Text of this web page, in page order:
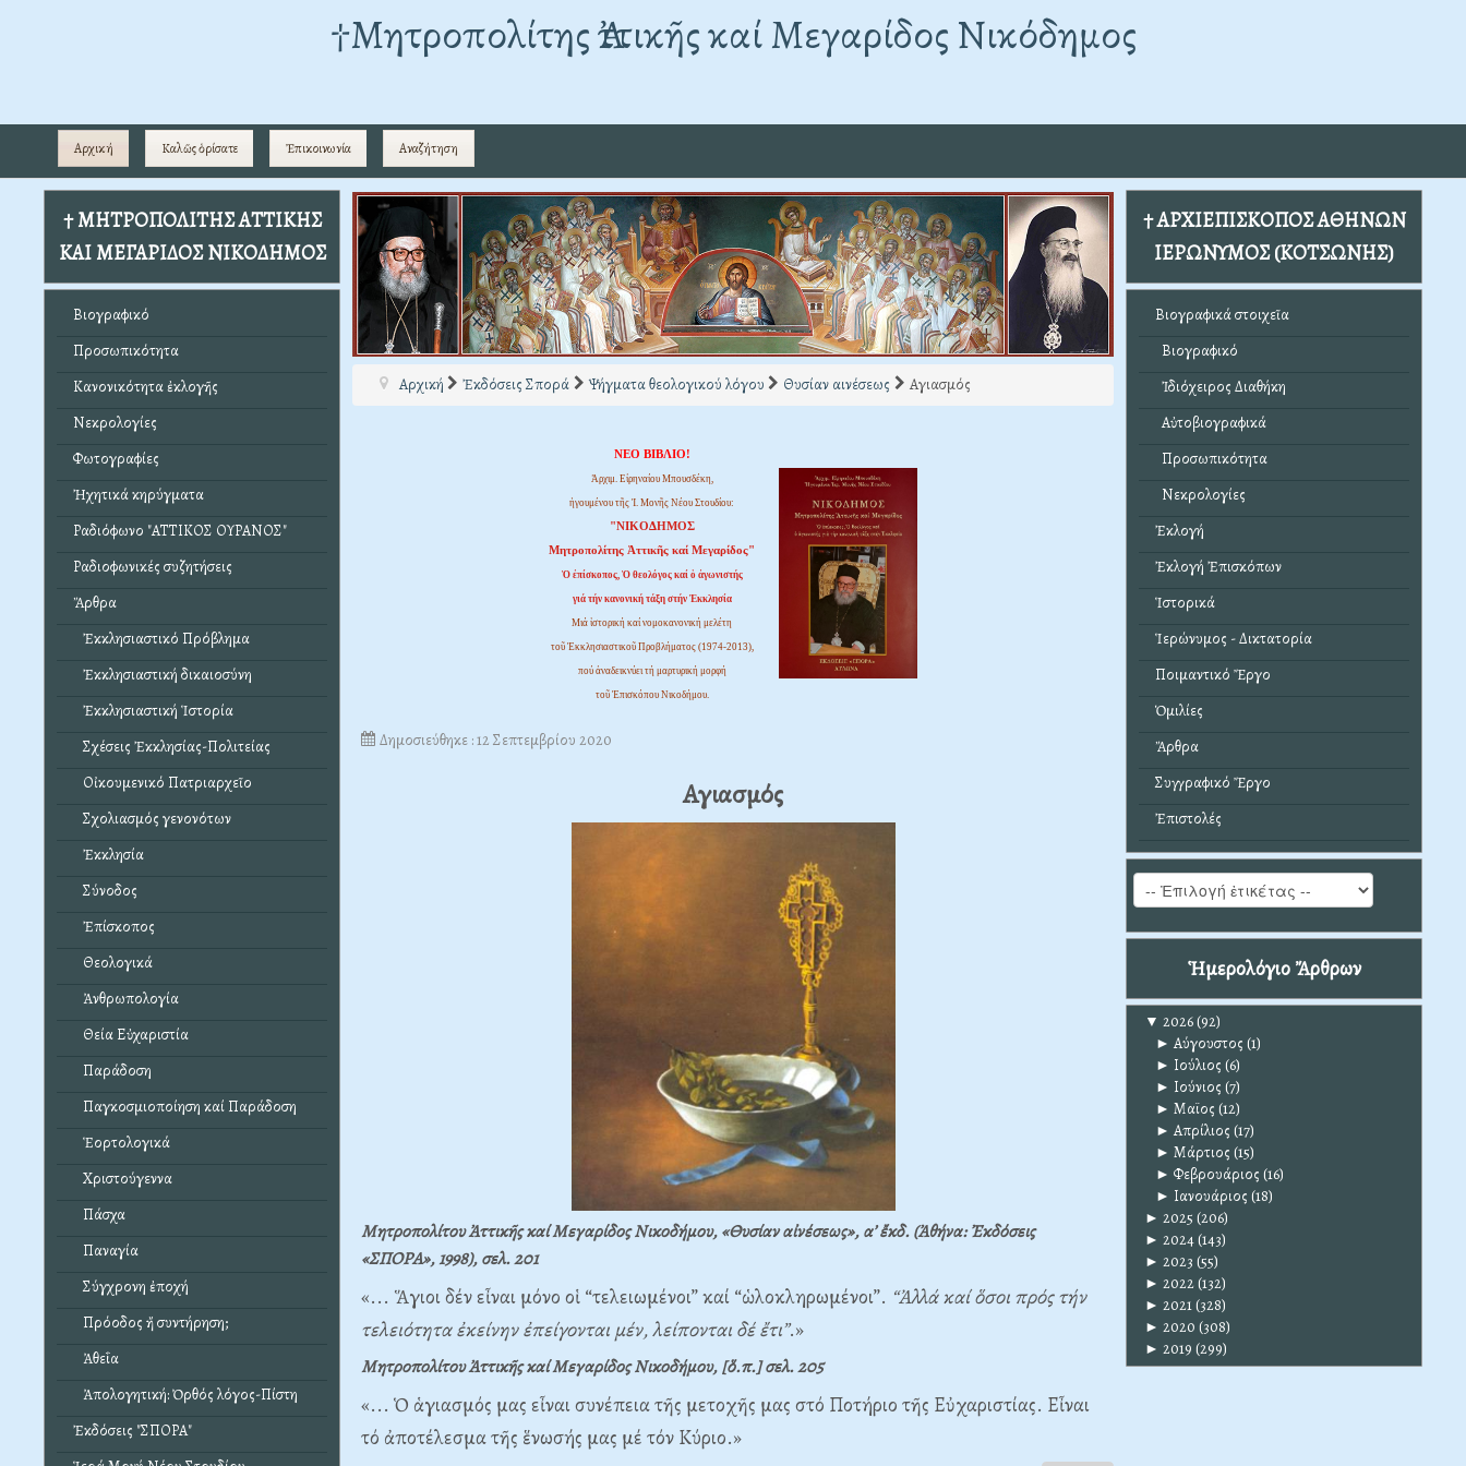
†Mητροπολίτης Ἀττικῆς καί Μεγαρίδος Νικόδημος
Αρχική Καλῶς ὁρίσατε Ἐπικοινωνία Αναζήτηση
† ΜΗΤΡΟΠΟΛΙΤΗΣ ΑΤΤΙΚΗΣ
ΚΑΙ ΜΕΓΑΡΙΔΟΣ ΝΙΚΟΔΗΜΟΣ
Βιογραφικό
Προσωπικότητα
Κανονικότητα ἐκλογῆς
Νεκρολογίες
Φωτογραφίες
Ἠχητικά κηρύγματα
Ραδιόφωνο "ΑΤΤΙΚΟΣ ΟΥΡΑΝΟΣ"
Ραδιοφωνικές συζητήσεις
Ἄρθρα
Ἐκκλησιαστικό Πρόβλημα
Ἐκκλησιαστική δικαιοσύνη
Ἐκκλησιαστική Ἱστορία
Σχέσεις Ἐκκλησίας-Πολιτείας
Οἰκουμενικό Πατριαρχεῖο
Σχολιασμός γενονότων
Ἐκκλησία
Σύνοδος
Ἐπίσκοπος
Θεολογικά
Ἀνθρωπολογία
Θεία Εὐχαριστία
Παράδοση
Παγκοσμιοποίηση καί Παράδοση
Ἑορτολογικά
Χριστούγεννα
Πάσχα
Παναγία
Σύγχρονη ἐποχή
Πρόοδος ἤ συντήρηση;
Ἀθεΐα
Ἀπολογητική: Ὀρθός λόγος-Πίστη
Ἐκδόσεις "ΣΠΟΡΑ"
Αρχική Ἐκδόσεις Σπορά Ψήγματα θεολογικού λόγου Θυσίαν αινέσεως Αγιασμός
ΝΕΟ ΒΙΒΛΙΟ!
Ἀρχιμ. Εἰρηναίου Μπουσδέκη,
ἡγουμένου τῆς Ἱ. Μονῆς Νέου Στουδίου:
"ΝΙΚΟΔΗΜΟΣ
Μητροπολίτης Ἀττικῆς καί Μεγαρίδος"
Ὁ ἐπίσκοπος, Ὁ θεολόγος καί ὁ ἀγωνιστής
γιά τήν κανονική τάξη στήν Ἐκκλησία
Μιά ἱστορική καί νομοκανονική μελέτη
τοῦ Ἐκκλησιαστικοῦ Προβλήματος (1974-2013),
πού ἀναδεικνύει τή μαρτυρική μορφή
τοῦ Ἐπισκόπου Νικοδήμου.
Δημοσιεύθηκε : 12 Σεπτεμβρίου 2020
Αγιασμός
Μητροπολίτου Ἀττικῆς καί Μεγαρίδος Νικοδήμου, «Θυσίαν αἰνέσεως», α’ ἔκδ. (Ἀθήνα: Ἐκδόσεις
«ΣΠΟΡΑ», 1998), σελ. 201
«... Ἅγιοι δέν εἶναι μόνο οἱ “τελειωμένοι” καί “ὡλοκληρωμένοι”. “Ἀλλά καί ὅσοι πρός τήν
τελειότητα ἐκείνην ἐπείγονται μέν, λείπονται δέ ἔτι”.»
Μητροπολίτου Ἀττικῆς καί Μεγαρίδος Νικοδήμου, [ὅ.π.] σελ. 205
«... Ὁ ἁγιασμός μας εἶναι συνέπεια τῆς μετοχῆς μας στό Ποτήριο τῆς Εὐχαριστίας. Εἶναι
τό ἀποτέλεσμα τῆς ἕνωσής μας μέ τόν Κύριο.»
† ΑΡΧΙΕΠΙΣΚΟΠΟΣ ΑΘΗΝΩΝ
ΙΕΡΩΝΥΜΟΣ (ΚΟΤΣΩΝΗΣ)
Βιογραφικά στοιχεῖα
Βιογραφικό
Ἰδιόχειρος Διαθήκη
Αὐτοβιογραφικά
Προσωπικότητα
Νεκρολογίες
Ἐκλογή
Ἐκλογή Ἐπισκόπων
Ἱστορικά
Ἱερώνυμος - Δικτατορία
Ποιμαντικό Ἔργο
Ὁμιλίες
Ἄρθρα
Συγγραφικό Ἔργο
Ἐπιστολές
Ἡμερολόγιο Ἄρθρων
▼ 2026(92)
► Αύγουστος (1)
► Ιούλιος (6)
► Ιούνιος (7)
► Μαϊος (12)
► Απρίλιος (17)
► Μάρτιος (15)
► Φεβρουάριος (16)
► Ιανουάριος (18)
► 2025 (206)
► 2024(143)
► 2023 (55)
► 2022(132)
► 2021(328)
► 2020 (308)
► 2019 (299)